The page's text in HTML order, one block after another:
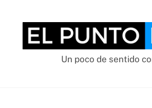
content
Un poco de sentido